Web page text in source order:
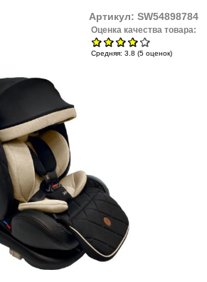
Артикул: SW54898784
Оценка качества товара:
Средняя: 3.8 (5 оценок)